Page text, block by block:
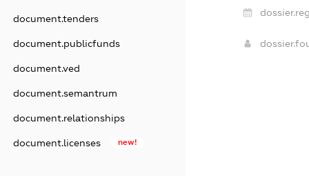
document.tenders
document.publicfunds
document.ved
document.semantrum
document.relationships
document.licenses new!